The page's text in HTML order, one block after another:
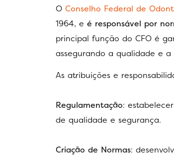
O Conselho Federal de
1964, e é responsável por
principal função do CFO é
assegurando a qualidade e a
As atribuições e
Regulamentação:
de qualidade e segurança.
Criação de Normas: